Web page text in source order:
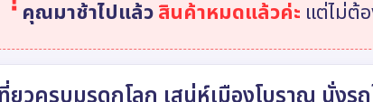
คุณมาช้าไปแล้ว สินค้าหมดแล้วค่ะ แต่ไม่ต้
ยวครบมรดกโลก เสน่ห์เมืองโบราณ นั่ง